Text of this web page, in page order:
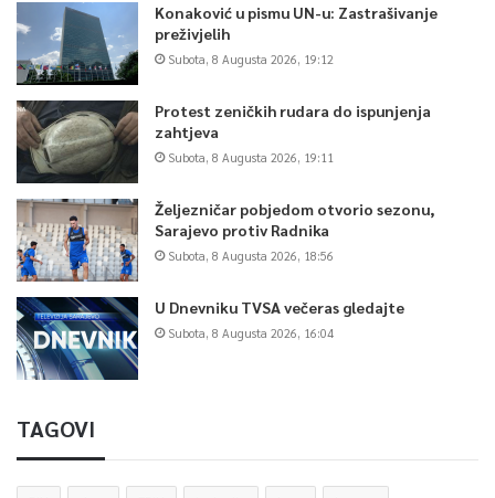
Konaković u pismu UN-u: Zastrašivanje
preživjelih
Subota, 8 Augusta 2026, 19:12
Protest zeničkih rudara do ispunjenja
zahtjeva
Subota, 8 Augusta 2026, 19:11
Željezničar pobjedom otvorio sezonu,
Sarajevo protiv Radnika
Subota, 8 Augusta 2026, 18:56
U Dnevniku TVSA večeras gledajte
Subota, 8 Augusta 2026, 16:04
TAGOVI